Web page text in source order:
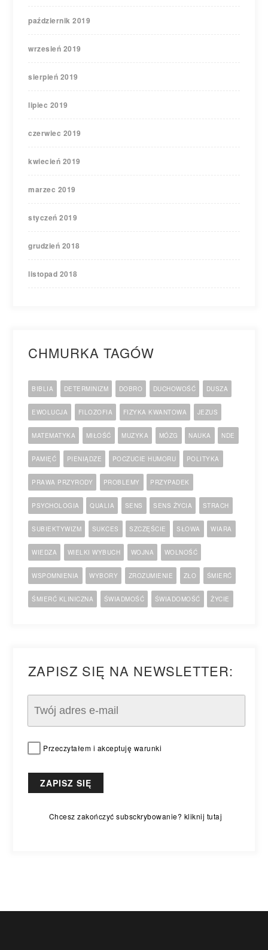
październik 2019
wrzesień 2019
sierpień 2019
lipiec 2019
czerwiec 2019
kwiecień 2019
marzec 2019
styczeń 2019
grudzień 2018
listopad 2018
CHMURKA TAGÓW
BIBLIA DETERMINIZM DOBRO DUCHOWOŚĆ DUSZA
EWOLUCJA FILOZOFIA FIZYKA KWANTOWA JEZUS
MATEMATYKA MIŁOŚĆ MUZYKA MÓZG NAUKA NDE
PAMIĘĆ PIENIĄDZE POCZUCIE HUMORU POLITYKA
PRAWA PRZYRODY PROBLEMY PRZYPADEK
PSYCHOLOGIA QUALIA SENS SENS ŻYCIA STRACH
SUBIEKTYWIZM SUKCES SZCZĘŚCIE SŁOWA WIARA
WIEDZA WIELKI WYBUCH WOJNA WOLNOŚĆ
WSPOMNIENIA WYBORY ZROZUMIENIE ZŁO ŚMIERĆ
ŚMIERĆ KLINICZNA ŚWIADMOŚĆ ŚWIADOMOŚĆ ŻYCIE
ZAPISZ SIĘ NA NEWSLETTER:
Przeczytałem i akceptuję warunki
Chcesz zakończyć subsckrybowanie? kliknij tutaj